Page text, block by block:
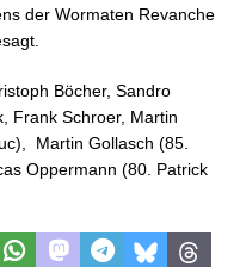
der Wormaten Revanche
Böcher, Sandro
Frank Schroer, Martin
Martin Gollasch (85.
Oppermann (80. Patrick